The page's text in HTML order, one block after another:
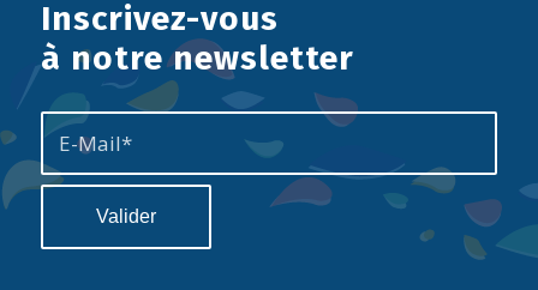
Inscrivez-vous
à notre newsletter